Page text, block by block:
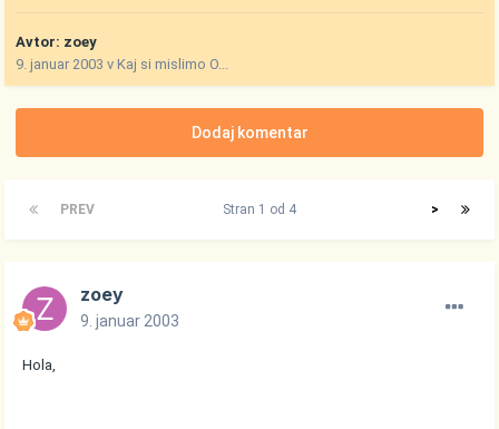
Avtor: zoey
9. januar 2003 vKaj si mislimo O...
Dodaj komentar
PREV >
Stran 1 od 4
zoey
9. januar 2003
Hola,